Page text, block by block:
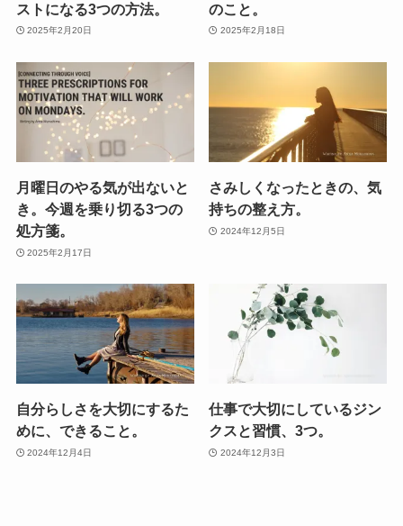
ストになる3つの方法。
2025年2月20日
のこと。
2025年2月18日
月曜日のやる気が出ないと
き。今週を乗り切る3つの
処方箋。
2025年2月17日
さみしくなったときの、気
持ちの整え方。
2024年12月5日
自分らしさを大切にするた
めに、できること。
2024年12月4日
仕事で大切にしているジン
クスと習慣、3つ。
2024年12月3日